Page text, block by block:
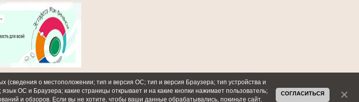
(сведения о местоположении; тип и версия ОС; тип и версия Браузера; тип устройства и
ОС и Браузера; какие страницы открывает и на какие кнопки нажимает пользователь;
и обзоров. Если вы не хотите, чтобы ваши данные обрабатывались, покиньте сайт.
СОГЛАСИТЬСЯ